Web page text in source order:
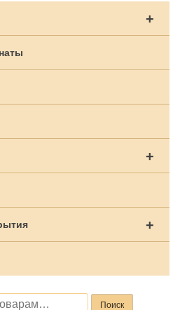
+
+
+
Поиск